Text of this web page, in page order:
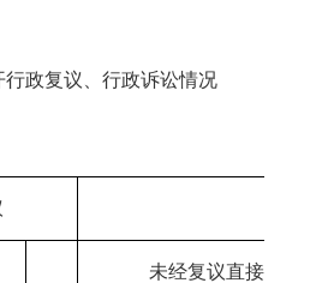
行政复议、行政诉讼情况
未经复议直接起诉